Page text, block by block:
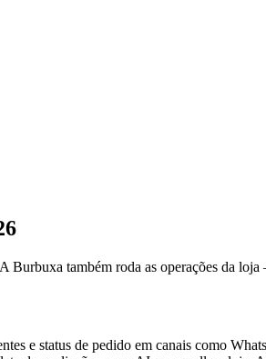
Burbuxa também roda as operações da
e status de pedido em canais como